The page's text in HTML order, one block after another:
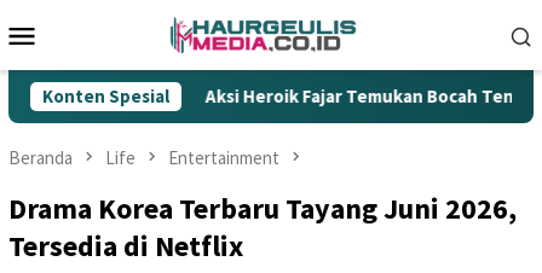
ke
Mobile
Konten Spesial
Aksi Heroik Fajar Temukan Bocah Tenggelam di Embung
Beranda Life Entertainment
Drama Korea Terbaru Tayang Juni 2026,
Tersedia di Netflix